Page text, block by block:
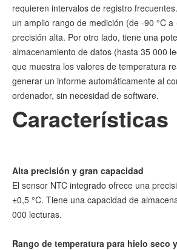
requieren intervalos de registro
un amplio rango de medición (de -90 °C a
precisión alta. Por otro lado, tiene una
almacenamiento de datos (hasta 35 000
que muestra los valores de temperatura
generar un informe automáticamente al
ordenador, sin necesidad de software.
Características
Alta precisión y gran capacidad
El sensor NTC integrado ofrece una
±0,5 °C. Tiene una capacidad de
000 lecturas.
Rango de temperatura para hielo seco